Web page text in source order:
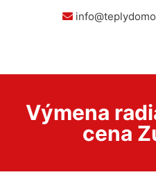
Výmena
cena